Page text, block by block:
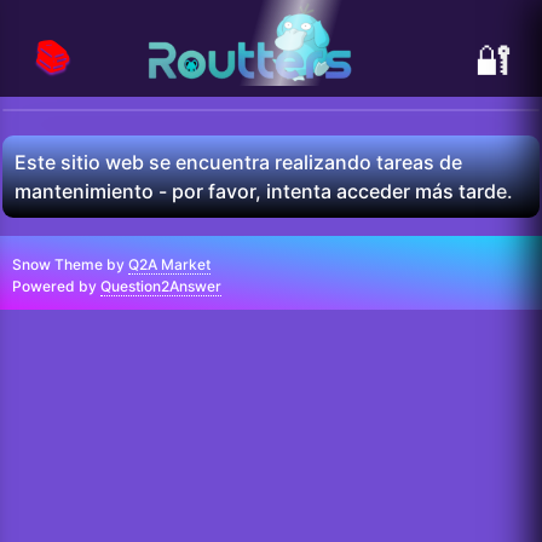
🔐
📚
Este sitio web se encuentra realizando tareas de
mantenimiento - por favor, intenta acceder más tarde.
Snow Theme by Q2A Market
Powered by Question2Answer